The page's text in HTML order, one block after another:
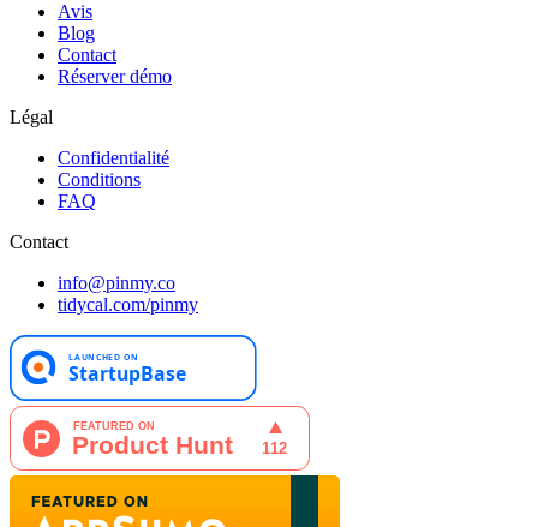
Avis
Blog
Contact
Réserver démo
Légal
Confidentialité
Conditions
FAQ
Contact
info@pinmy.co
tidycal.com/pinmy